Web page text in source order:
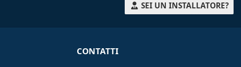
SEI UN INSTALLATORE?
CONTATTI